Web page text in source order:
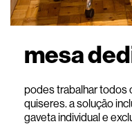
mesa
podes trabalhar todos
quiseres. a solução
gaveta individual e